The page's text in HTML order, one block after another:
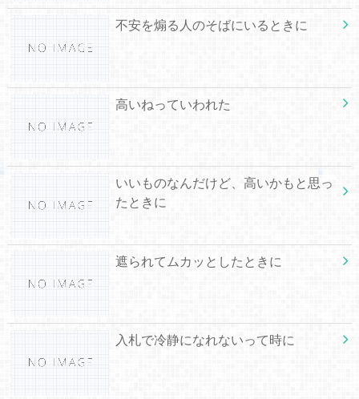
不安を煽る人のそばにいるときに
高いねっていわれた
いいものなんだけど、高いかもと思っ
たときに
遮られてムカッとしたときに
入札で冷静になれないって時に